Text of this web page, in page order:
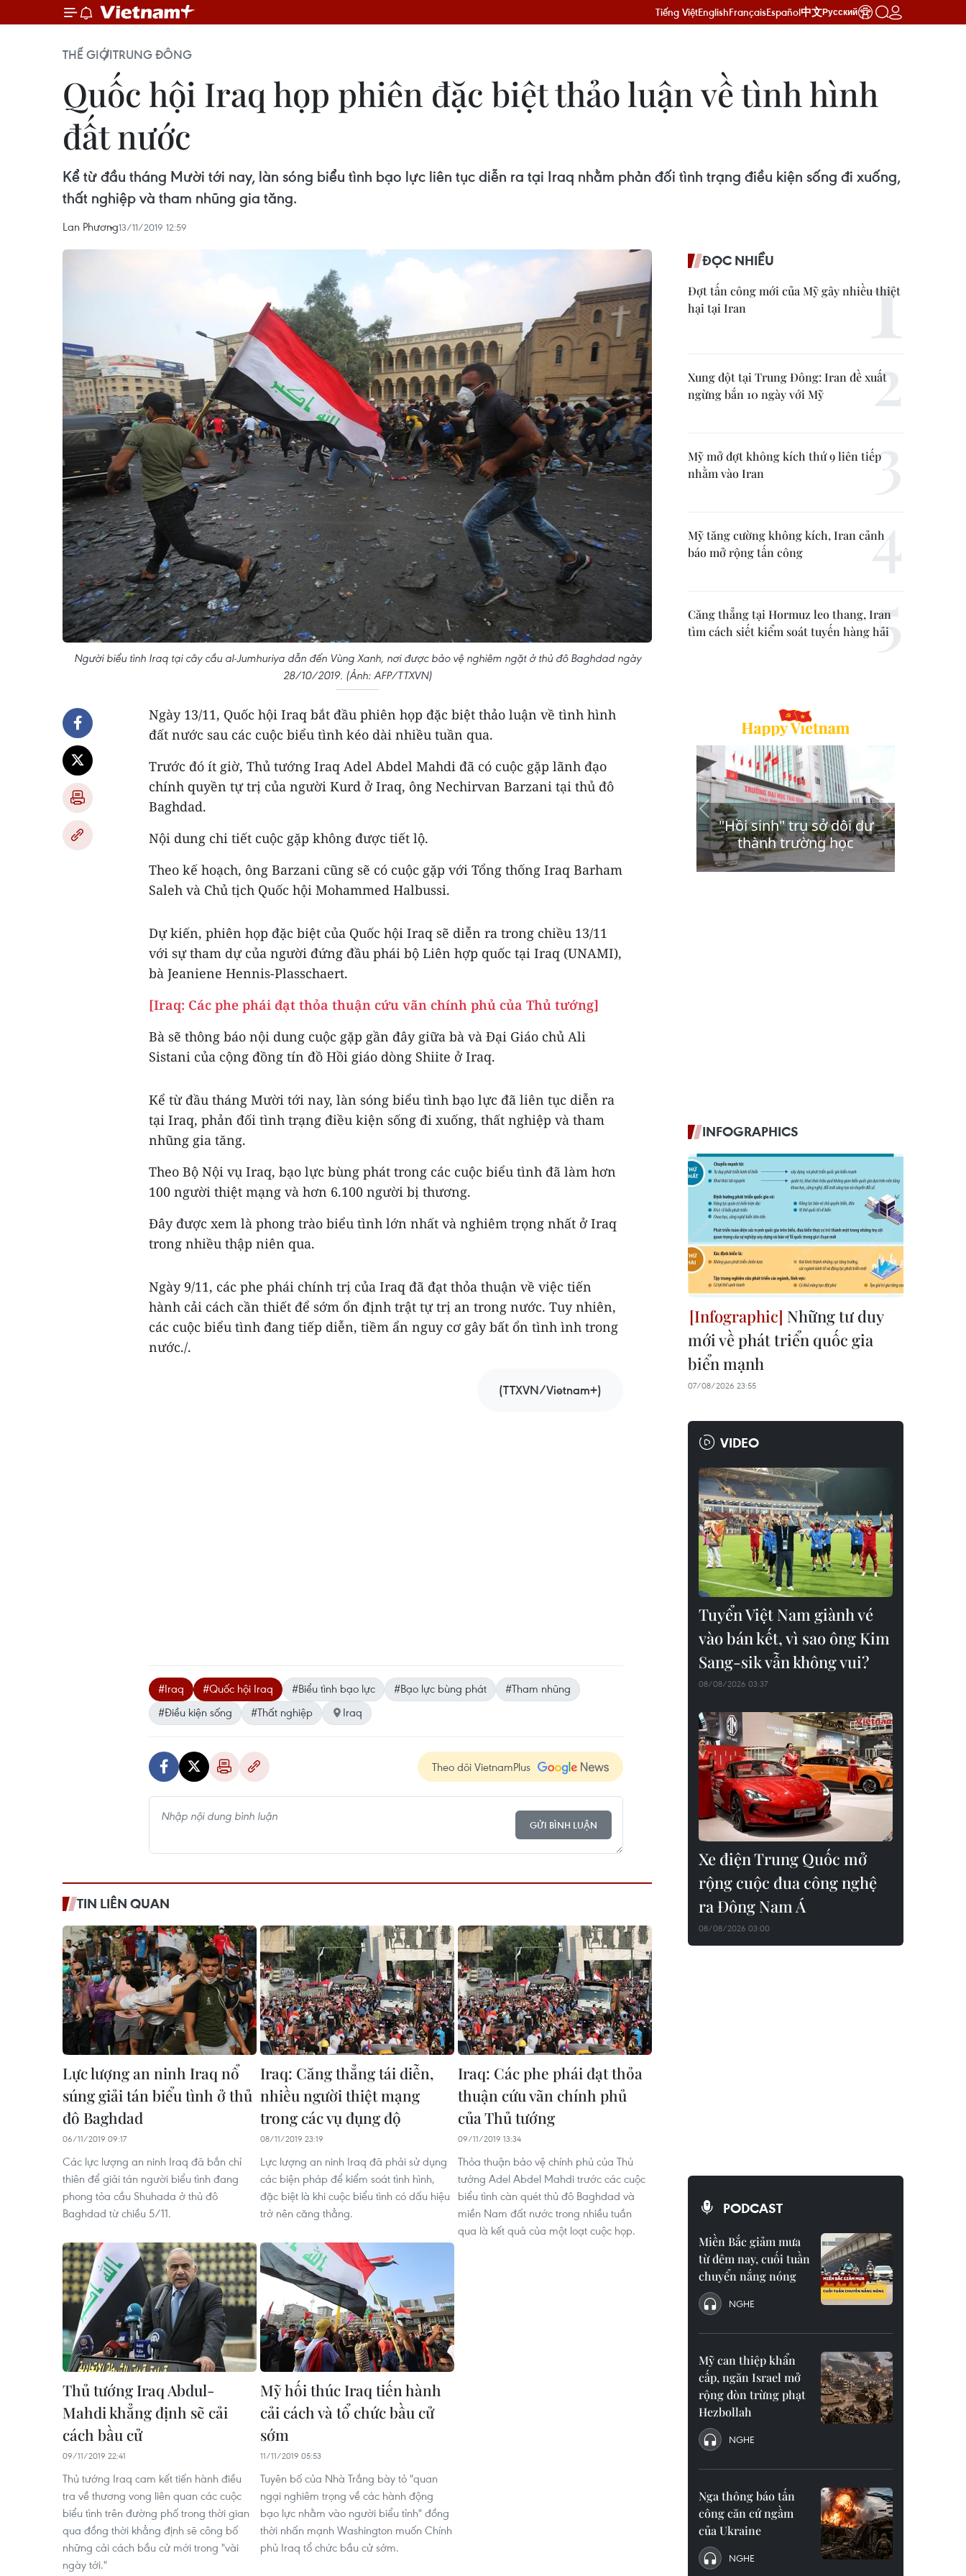
Tiếng ViệtEnglishFrançaisEspañol中文Русский
THẾ GIỚITRUNG ĐÔNG
Quốc hội Iraq họp phiên đặc biệt thảo luận về tình hình
đất nước
Kể từ đầu tháng Mười tới nay, làn sóng biểu tình bạo lực liên tục diễn ra tại Iraq nhằm phản đối tình trạng điều kiện sống đi xuống,
thất nghiệp và tham nhũng gia tăng.
Lan Phương13/11/2019 12:59
Người biểu tình Iraq tại cây cầu al-Jumhuriya dẫn đến Vùng Xanh, nơi được bảo vệ nghiêm ngặt ở thủ đô Baghdad ngày
28/10/2019. (Ảnh: AFP/TTXVN)
Ngày 13/11, Quốc hội Iraq bắt đầu phiên họp đặc biệt thảo luận về tình hình
đất nước sau các cuộc biểu tình kéo dài nhiều tuần qua.
Trước đó ít giờ, Thủ tướng Iraq Adel Abdel Mahdi đã có cuộc gặp lãnh đạo
chính quyền tự trị của người Kurd ở Iraq, ông Nechirvan Barzani tại thủ đô
Baghdad.
Nội dung chi tiết cuộc gặp không được tiết lộ.
Theo kế hoạch, ông Barzani cũng sẽ có cuộc gặp với Tổng thống Iraq Barham
Saleh và Chủ tịch Quốc hội Mohammed Halbussi.
Dự kiến, phiên họp đặc biệt của Quốc hội Iraq sẽ diễn ra trong chiều 13/11
với sự tham dự của người đứng đầu phái bộ Liên hợp quốc tại Iraq (UNAMI),
bà Jeaniene Hennis-Plasschaert.
[Iraq: Các phe phái đạt thỏa thuận cứu vãn chính phủ của Thủ tướng]
Bà sẽ thông báo nội dung cuộc gặp gần đây giữa bà và Đại Giáo chủ Ali
Sistani của cộng đồng tín đồ Hồi giáo dòng Shiite ở Iraq.
Kể từ đầu tháng Mười tới nay, làn sóng biểu tình bạo lực đã liên tục diễn ra
tại Iraq, phản đối tình trạng điều kiện sống đi xuống, thất nghiệp và tham
nhũng gia tăng.
Theo Bộ Nội vụ Iraq, bạo lực bùng phát trong các cuộc biểu tình đã làm hơn
100 người thiệt mạng và hơn 6.100 người bị thương.
Đây được xem là phong trào biểu tình lớn nhất và nghiêm trọng nhất ở Iraq
trong nhiều thập niên qua.
Ngày 9/11, các phe phái chính trị của Iraq đã đạt thỏa thuận về việc tiến
hành cải cách cần thiết để sớm ổn định trật tự trị an trong nước. Tuy nhiên,
các cuộc biểu tình đang tiếp diễn, tiềm ẩn nguy cơ gây bất ổn tình ình trong
nước./.
(TTXVN/Vietnam+)
#Iraq #Quốc hội Iraq #Biểu tình bạo lực #Bạo lực bùng phát
#Tham nhũng
#Điều kiện sống
#Thất nghiệp Iraq
Theo dõi VietnamPlus
GỬI BÌNH LUẬN
TIN LIÊN QUAN
Lực lượng an ninh Iraq nổ
súng giải tán biểu tình ở thủ
đô Baghdad
06/11/2019 09:17
Các lực lượng an ninh Iraq đã bắn chỉ
thiên để giải tán người biểu tình đang
phong tỏa cầu Shuhada ở thủ đô
Baghdad từ chiều 5/11.
Iraq: Căng thẳng tái diễn,
nhiều người thiệt mạng
trong các vụ đụng độ
08/11/2019 23:19
Lực lượng an ninh Iraq đã phải sử dụng
các biện pháp để kiểm soát tình hình,
đặc biệt là khi cuộc biểu tình có dấu hiệu
trở nên căng thẳng.
Iraq: Các phe phái đạt thỏa
thuận cứu vãn chính phủ
của Thủ tướng
09/11/2019 13:34
Thỏa thuận bảo vệ chính phủ của Thủ
tướng Adel Abdel Mahdi trước các cuộc
biểu tình càn quét thủ đô Baghdad và
miền Nam đất nước trong nhiều tuần
qua là kết quả của một loạt cuộc họp.
Thủ tướng Iraq Abdul-
Mahdi khẳng định sẽ cải
cách bầu cử
09/11/2019 22:41
Thủ tướng Iraq cam kết tiến hành điều
tra về thương vong liên quan các cuộc
biểu tình trên đường phố trong thời gian
qua đồng thời khẳng định sẽ công bố
những cải cách bầu cử mới trong "vài
ngày tới."
Mỹ hối thúc Iraq tiến hành
cải cách và tổ chức bầu cử
sớm
11/11/2019 05:53
Tuyên bố của Nhà Trắng bày tỏ "quan
ngại nghiêm trọng về các hành động
bạo lực nhằm vào người biểu tỉnh" đồng
thời nhấn mạnh Washington muốn Chính
phủ Iraq tổ chức bầu cử sớm.
ĐỌC NHIỀU
Đợt tấn công mới của Mỹ gây nhiều thiệt
hại tại Iran
Xung đột tại Trung Đông: Iran đề xuất
ngừng bắn 10 ngày với Mỹ
Mỹ mở đợt không kích thứ 9 liên tiếp
nhằm vào Iran
Mỹ tăng cường không kích, Iran cảnh
báo mở rộng tấn công
Căng thẳng tại Hormuz leo thang, Iran
tìm cách siết kiểm soát tuyến hàng hải
INFOGRAPHICS
Những tư duy
mới về phát triển quốc gia
biển mạnh
07/08/2026 23:55
VIDEO
Tuyển Việt Nam giành vé
vào bán kết, vì sao ông Kim
Sang-sik vẫn không vui?
08/08/2026 03:37
Xe điện Trung Quốc mở
rộng cuộc đua công nghệ
ra Đông Nam Á
08/08/2026 03:00
PODCAST
Miền Bắc giảm mưa
từ đêm nay, cuối tuần
chuyển nắng nóng
NGHE
Mỹ can thiệp khẩn
cấp, ngăn Israel mở
rộng đòn trừng phạt
Hezbollah
NGHE
Nga thông báo tấn
công căn cứ ngầm
của Ukraine
NGHE